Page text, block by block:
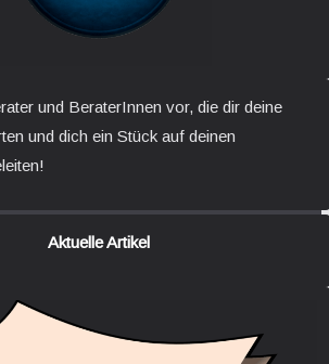
und BeraterInnen vor, die dir deine
und dich ein Stück auf deinen
Aktuelle Artikel